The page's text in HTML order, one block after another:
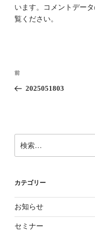
います。
コメントデー
覧ください。
投
ナ
ー
シ
前
の
前
2025051803
索:
カテゴリー
お知らせ
セミナー